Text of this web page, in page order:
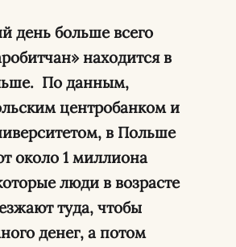
день больше всего
находится в
По данным,
центробанком и
в Польше
около 1 миллиона
люди в возрасте
туда, чтобы
денег, а потом